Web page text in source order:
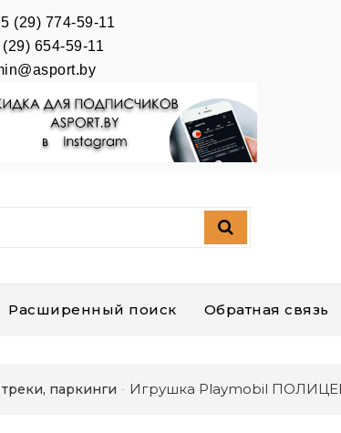
(29) 774-59-11
654-59-11
Расширенный поиск Обратная связь
паркинги Игрушка Playmobil